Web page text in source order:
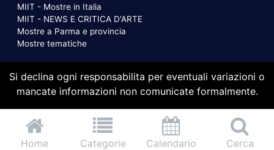
Home Categorie Calendario Cerca
MIIT - Mostre in Italia
MIIT - NEWS E CRITICA D'ARTE
Mostre a Parma e provincia
Mostre tematiche
Si declina ogni responsabilita per eventuali variazioni o
mancate informazioni non comunicate formalmente.